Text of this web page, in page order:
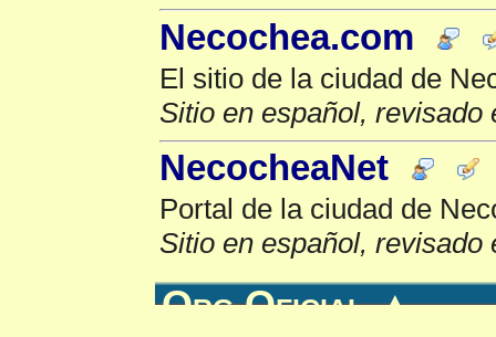
Necochea.com
El sitio de la ciudad de
Sitio en español, revisado
NecocheaNet
Portal de la ciudad de
Sitio en español, revisado
Org Oficial▲